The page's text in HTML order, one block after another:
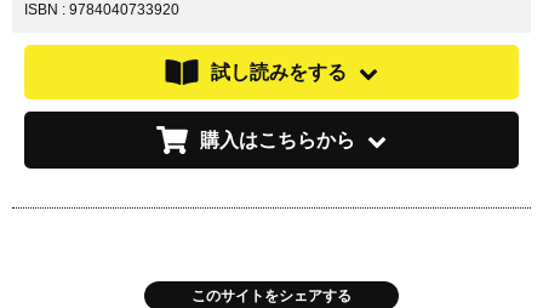
ISBN : 9784040733920
試し読みをする
購入はこちらから
このサイトをシェアする